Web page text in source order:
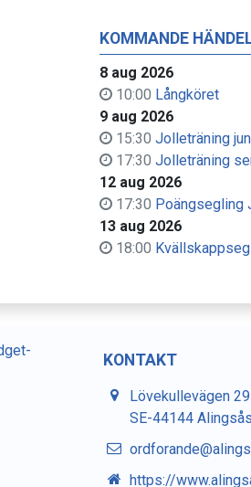
KOMMANDE
8 aug 2026
10:00 Långköret
9 aug 2026
15:30 Jolleträning
17:30 Jolleträning
12 aug 2026
17:30 Poängsegling
13 aug 2026
18:00
KONTAKT
Lövekullevägen 29
SE-44144 Alingsås
https://